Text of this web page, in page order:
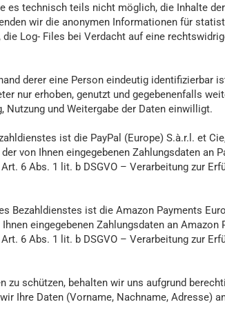
es technisch teils nicht möglich, die Inhalte
wir die anonymen Informationen für
Log- Files bei Verdacht auf eine
derer eine Person eindeutig identifizierbar
nur erhoben, genutzt und gegebenenfalls
Nutzung und Weitergabe der Daten einwilligt.
ist die PayPal (Europe) S.à.r.l. et
von Ihnen eingegebenen Zahlungsdaten an
6 Abs. 1 lit. b DSGVO – Verarbeitung zur
Bezahldienstes ist die Amazon Payments
eingegebenen Zahlungsdaten an Amazon
6 Abs. 1 lit. b DSGVO – Verarbeitung zur
zu schützen, behalten wir uns aufgrund
Ihre Daten (Vorname, Nachname, Adresse)